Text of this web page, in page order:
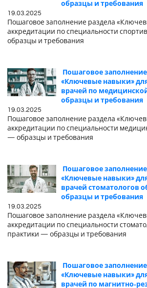
образцы и требования
19.03.2025
Пошаговое заполнение раздела
аккредитации по специальности
образцы и требования
Пошаговое
«Ключевые навыки»
врачей по
образцы и требования
19.03.2025
Пошаговое заполнение раздела
аккредитации по специальности
— образцы и требования
Пошаговое
«Ключевые навыки»
врачей стоматологов
образцы и требования
19.03.2025
Пошаговое заполнение раздела
аккредитации по специальности
практики — образцы и требования
Пошаговое
«Ключевые навыки»
врачей по